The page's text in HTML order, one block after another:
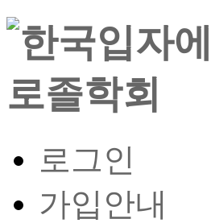
로그인
가입안내